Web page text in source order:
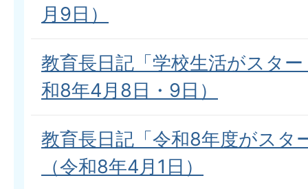
月9日）
教育長日記「学校生活がスタ
和8年4月8日・9日）
教育長日記「令和8年度がスタ
（令和8年4月1日）